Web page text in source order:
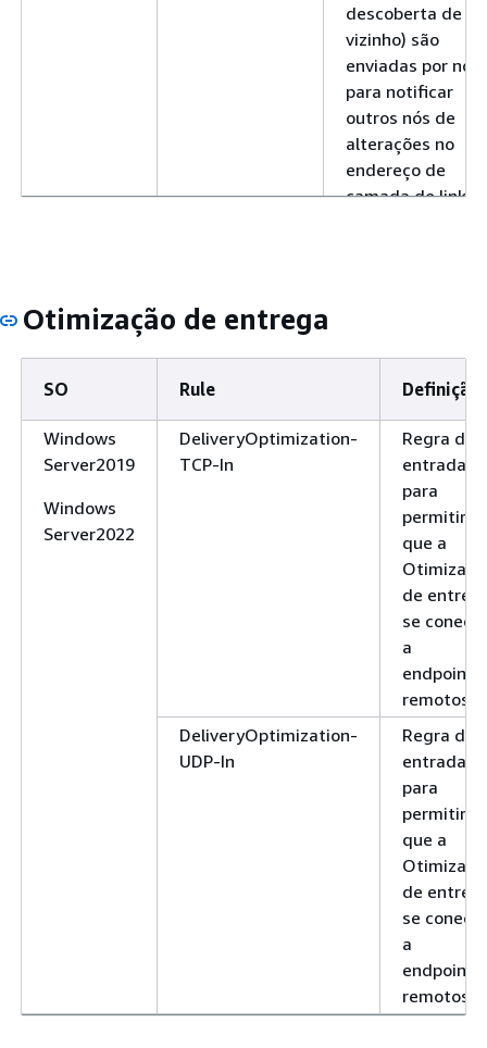
descoberta de
vizinho) são
enviadas por nós
para notificar
outros nós de
alterações no
endereço de
camada de link
vizinho).
descoberta de
vizinhos ()
Solicitations
(Solicitações de
descoberta de
vizinho) são
enviadas por nós
para descobrir o
endereço de
camada de link
outro nó IPv6 no
descoberta de
vizinhos ()
Neighbor
Solicitations
(Solicitações de
descoberta de
vizinho) são
enviadas por nós
para descobrir o
endereço de
camada de link
outro nó IPv6 no
Mensagens de
Otimização de entrega
SO Rule Definição
Windows
Server2019
Windows
Server2022
DeliveryOptimization-
TCP-In
Regra de
entrada
para
permitir
que a
de
se
a
endpoints
remotos.
DeliveryOptimization-
UDP-In
Regra de
entrada
para
permitir
que a
de
se
a
endpoints
remotos.